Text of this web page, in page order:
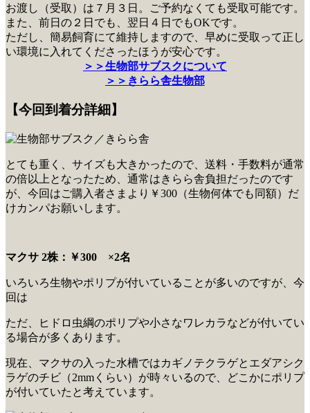
お渡し（受取）は７月３日。ご予約なくても受取可能です。
また、前日の２日でも、翌日４日でもOKです。
ただし、簡易飼育にて維持しますので、早めに受取って正し
い環境に入れてくださったほうが安心です。
＞＞生物部サブスクについて
＞＞きらら舎生物部
【今回到着分詳細】
とても重く、サイズも大きかったので、送料・手数料が通常
の倍以上となったため、通常はきらら舎負担だったのです
が、今回はご購入者さまより￥300（生物何体でも同額）だ
けカンパお願いします。
マクサ 2株：￥300 ×2名
いろいろ生物やポリプが付いていることが多いのですが、今
回は
ただ、ヒドロ虫綱のポリプや小さなワレカラなどが付いてい
る場合が多くあります。
現在、マクサの入った水槽ではカギノテクラゲとエダアシク
ラゲのチビ（2mmくらい）が時々いるので、どこかにポリプ
が付いていたと考えています。